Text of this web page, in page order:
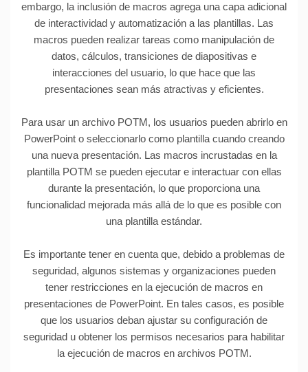
embargo, la inclusión de macros agrega una capa adicional
de interactividad y automatización a las plantillas. Las
macros pueden realizar tareas como manipulación de
datos, cálculos, transiciones de diapositivas e
interacciones del usuario, lo que hace que las
presentaciones sean más atractivas y eficientes.
Para usar un archivo POTM, los usuarios pueden abrirlo en
PowerPoint o seleccionarlo como plantilla cuando creando
una nueva presentación. Las macros incrustadas en la
plantilla POTM se pueden ejecutar e interactuar con ellas
durante la presentación, lo que proporciona una
funcionalidad mejorada más allá de lo que es posible con
una plantilla estándar.
Es importante tener en cuenta que, debido a problemas de
seguridad, algunos sistemas y organizaciones pueden
tener restricciones en la ejecución de macros en
presentaciones de PowerPoint. En tales casos, es posible
que los usuarios deban ajustar su configuración de
seguridad u obtener los permisos necesarios para habilitar
la ejecución de macros en archivos POTM.